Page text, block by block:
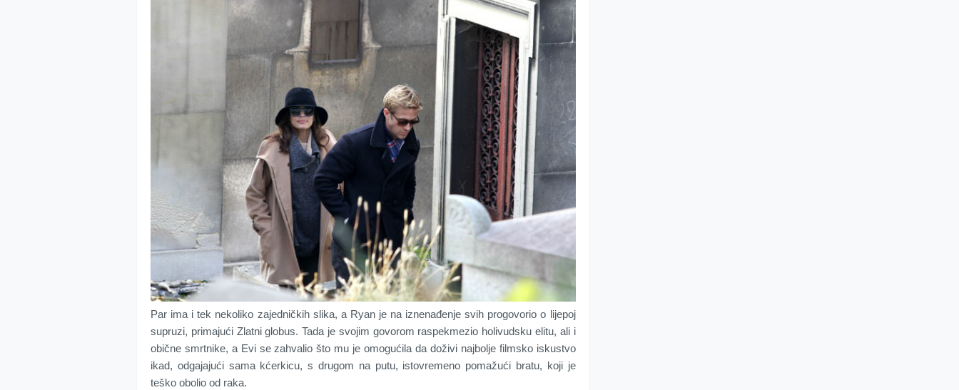
Par ima i tek nekoliko zajedničkih slika, a Ryan je na iznenađenje svih progovorio o lijepoj
supruzi, primajući Zlatni globus. Tada je svojim govorom raspekmezio holivudsku elitu, ali i
obične smrtnike, a Evi se zahvalio što mu je omogućila da doživi najbolje filmsko iskustvo
ikad, odgajajući sama kćerkicu, s drugom na putu, istovremeno pomažući bratu, koji je
teško obolio od raka.